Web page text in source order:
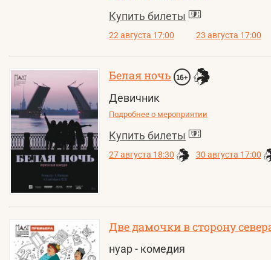
Купить билеты
22 августа 17:00 23 августа 17:00
Белая ночь 16+
Девичник
Подробнее о мероприятии
Купить билеты
27 августа 18:30 30 августа 17:00
Две дамочки в сторону
нуар - комедия